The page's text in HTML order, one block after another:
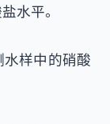
水平。
样中的硝酸